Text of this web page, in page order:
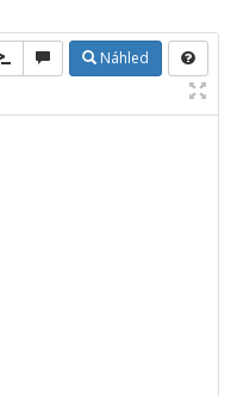
Náhled